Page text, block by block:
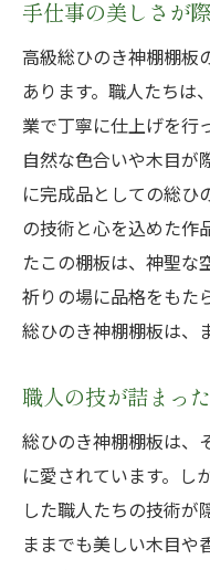
手仕事の美しさが
高級総ひのき神棚棚板
あります。職人たちは
業で丁寧に仕上げを行
自然な色合いや木目が
に完成品としての総ひ
の技術と心を込めた作
たこの棚板は、神聖な
祈りの場に品格をもた
総ひのき神棚棚板は、
職人の技が詰まっ
総ひのき神棚棚板は、
に愛されています。し
した職人たちの技術が
ままでも美しい木目や